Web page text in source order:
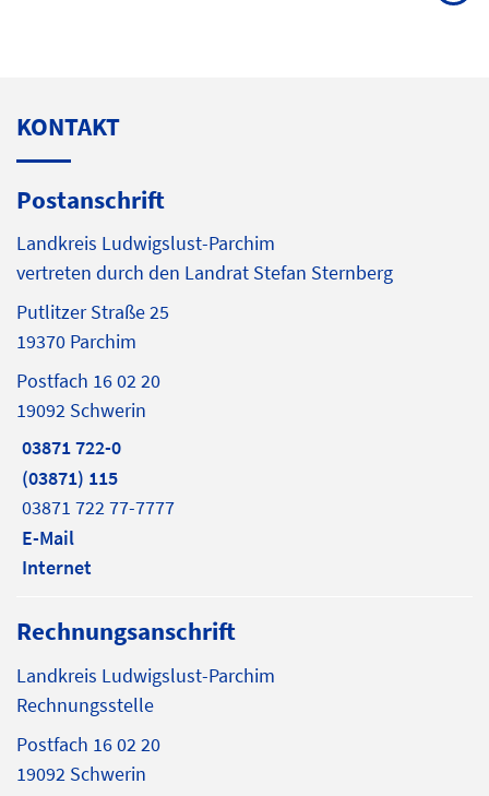
KONTAKT
Postanschrift
Landkreis Ludwigslust-Parchim
vertreten durch den Landrat Stefan Sternberg
Putlitzer Straße 25
19370 Parchim
Postfach 16 02 20
19092 Schwerin
03871 722-0
(03871) 115
03871 722 77-7777
E-Mail
Internet
Rechnungsanschrift
Landkreis Ludwigslust-Parchim
Rechnungsstelle
Postfach 16 02 20
19092 Schwerin